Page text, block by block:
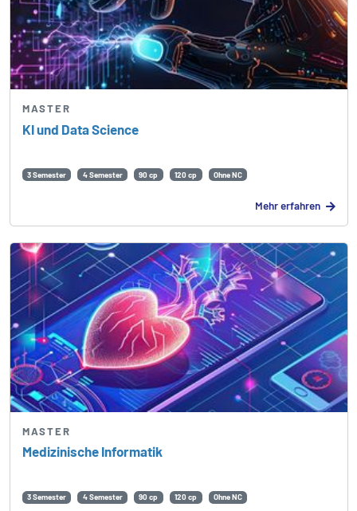
KI und Data Science
MASTER
3 Semester 4 Semester 90 cp 120 cp Ohne NC
Mehr erfahren
Medizinische Informatik
MASTER
3 Semester 4 Semester 90 cp 120 cp Ohne NC